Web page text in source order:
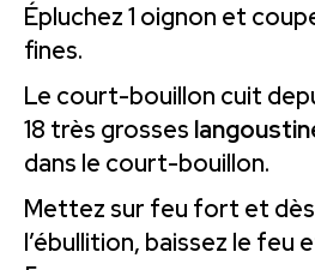
Épluchez 1 oignon et
fines.
Le court-bouillon cuit
18 très grosses
dans le court-bouillon.
Mettez sur feu fort et dès
l’ébullition, baissez le feu